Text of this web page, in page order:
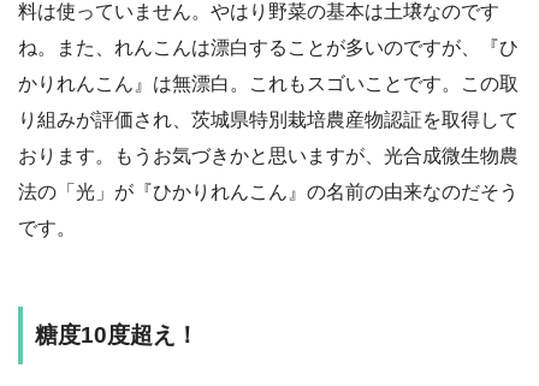
料は使っていません。やはり野菜の基本は土壌なのです
ね。また、れんこんは漂白することが多いのですが、『ひ
かりれんこん』は無漂白。これもスゴいことです。この取
り組みが評価され、茨城県特別栽培農産物認証を取得して
おります。もうお気づきかと思いますが、光合成微生物農
法の「光」が『ひかりれんこん』の名前の由来なのだそう
です。
糖度10度超え！